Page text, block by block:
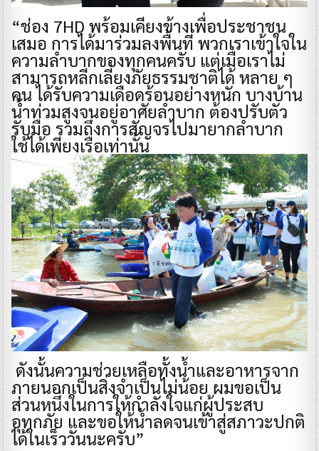
“ช่อง 7HD พร้อมเคียงข้างเพื่อประชาชน
เสมอ การได้มาร่วมลงพื้นที่ พวกเราเข้าใจใน
ความลำบากของทุกคนครับ แต่เมื่อเราไม่
สามารถหลีกเลี่ยงภัยธรรมชาติได้ หลาย ๆ
คน ได้รับความเดือดร้อนอย่างหนัก บางบ้าน
น้ำท่วมสูงจนอยู่อาศัยลำบาก ต้องปรับตัว
รับมือ รวมถึงการสัญจรไปมายากลำบาก
ใช้ได้เพียงเรือเท่านั้น
ดังนั้นความช่วยเหลือทั้งน้ำและอาหารจาก
ภายนอกเป็นสิ่งจำเป็นไม่น้อย ผมขอเป็น
ส่วนหนึ่งในการให้กำลังใจแก่ผู้ประสบ
อุทกภัย และขอให้น้ำลดจนเข้าสู่สภาวะปกติ
ได้ในเร็ววันนะครับ”